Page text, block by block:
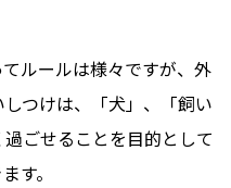
ルールは様々ですが、外
つけは、「犬」、「飼い
ごせることを目的として
す。